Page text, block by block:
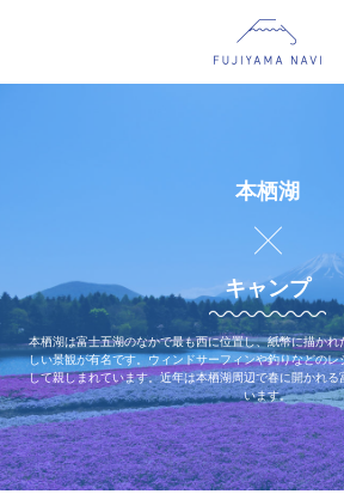
本栖湖
キャンプ
本栖湖は富士五湖のなかで最も西に位置し、紙幣に描か
しい景観が有名です。ウィンドサーフィンや釣りなどのレ
して親しまれています。近年は本栖湖周辺で春に開かれ
います。